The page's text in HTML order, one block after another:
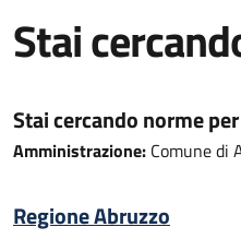
Stai
Stai cercando norme per
Amministrazione: Comune di
Regione Abruzzo